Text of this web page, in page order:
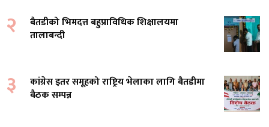
२
बैतडीको भिमदत्त बहुप्राविधिक शिक्षालयमा
तालाबन्दी
३
कांग्रेस इतर समूहको राष्ट्रिय भेलाका लागि बैतडीमा
बैठक सम्पन्न